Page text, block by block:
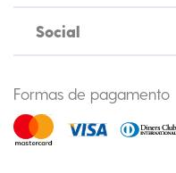
Social
Formas de pagamento